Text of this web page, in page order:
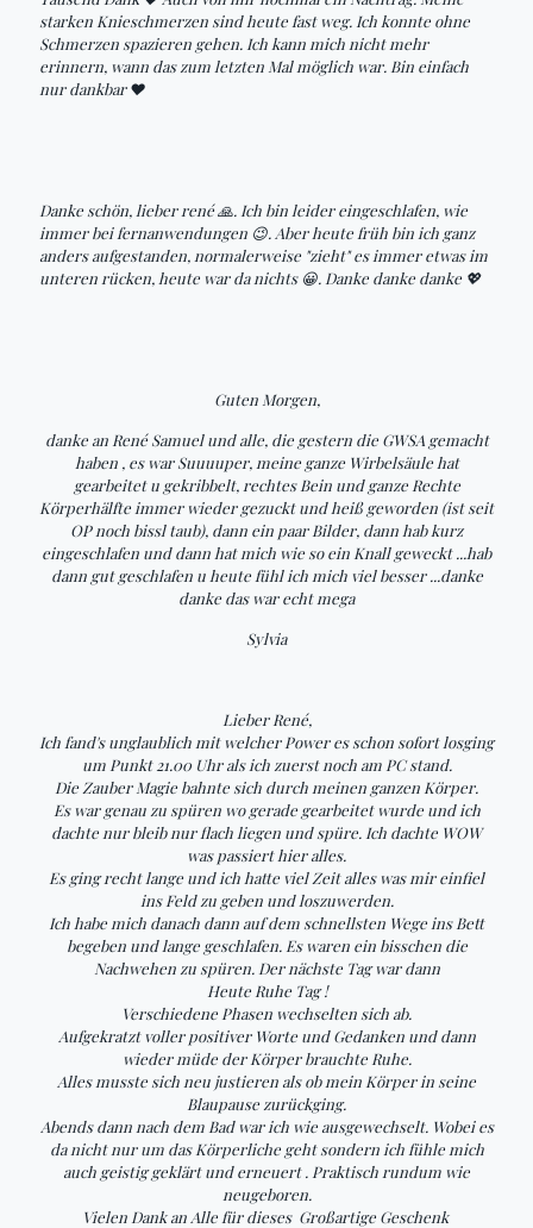
starken Knieschmerzen sind heute fast weg. Ich konnte ohne
Schmerzen spazieren gehen. Ich kann mich nicht mehr
erinnern, wann das zum letzten Mal möglich war. Bin einfach
nur dankbar ❤
Danke schön, lieber rené 🙏. Ich bin leider eingeschlafen, wie
immer bei fernanwendungen 😉. Aber heute früh bin ich ganz
anders aufgestanden, normalerweise "zieht" es immer etwas im
unteren rücken, heute war da nichts 😀. Danke danke danke 💖
Guten Morgen,
danke an René Samuel und alle, die gestern die GWSA gemacht
haben , es war Suuuuper, meine ganze Wirbelsäule hat
gearbeitet u gekribbelt, rechtes Bein und ganze Rechte
Körperhälfte immer wieder gezuckt und heiß geworden (ist seit
OP noch bissl taub), dann ein paar Bilder, dann hab kurz
eingeschlafen und dann hat mich wie so ein Knall geweckt ...hab
dann gut geschlafen u heute fühl ich mich viel besser ...danke
danke das war echt mega
Sylvia
Lieber René,
Ich fand's unglaublich mit welcher Power es schon sofort losging
um Punkt 21.00 Uhr als ich zuerst noch am PC stand.
Die Zauber Magie bahnte sich durch meinen ganzen Körper.
Es war genau zu spüren wo gerade gearbeitet wurde und ich
dachte nur bleib nur flach liegen und spüre. Ich dachte WOW
was passiert hier alles.
Es ging recht lange und ich hatte viel Zeit alles was mir einfiel
ins Feld zu geben und loszuwerden.
Ich habe mich danach dann auf dem schnellsten Wege ins Bett
begeben und lange geschlafen. Es waren ein bisschen die
Nachwehen zu spüren. Der nächste Tag war dann
Heute Ruhe Tag !
Verschiedene Phasen wechselten sich ab.
Aufgekratzt voller positiver Worte und Gedanken und dann
wieder müde der Körper brauchte Ruhe.
Alles musste sich neu justieren als ob mein Körper in seine
Blaupause zurückging.
Abends dann nach dem Bad war ich wie ausgewechselt. Wobei es
da nicht nur um das Körperliche geht sondern ich fühle mich
auch geistig geklärt und erneuert . Praktisch rundum wie
neugeboren.
Vielen Dank an Alle für dieses Großartige Geschenk